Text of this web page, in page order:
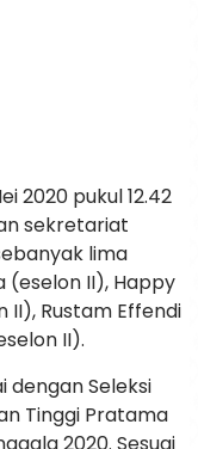
2020 pukul 12.42
sekretariat
lima
(eselon II), Happy
II), Rustam Effendi
II).
dengan Seleksi
Tinggi Pratama
2020. Sesuai